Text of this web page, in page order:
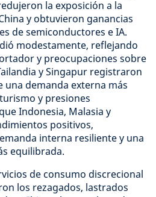
la exposición a la
y obtuvieron ganancias
de semiconductores e IA.
modestamente, reflejando
y preocupaciones sobre
y Singapur registraron
una demanda externa más
y presiones
Indonesia, Malasia y
positivos,
interna resiliente y una
equilibrada.
de consumo discrecional
los rezagados, lastrados